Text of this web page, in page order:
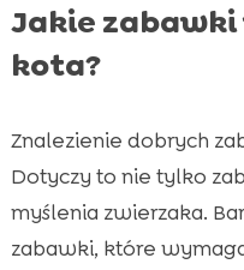
Jakie
kota?
Znalezienie dobrych
Dotyczy to nie tylko
myślenia zwierzaka.
zabawki, które